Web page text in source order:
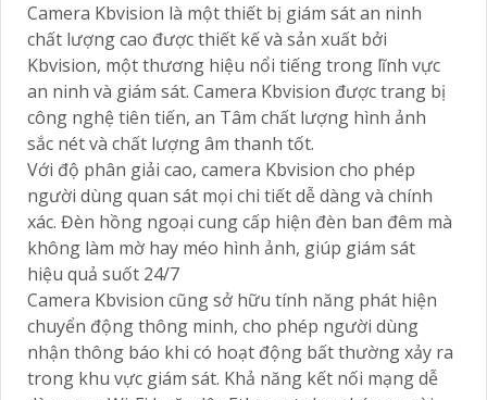
Camera Kbvision là một thiết bị giám sát an ninh
chất lượng cao được thiết kế và sản xuất bởi
Kbvision, một thương hiệu nổi tiếng trong lĩnh vực
an ninh và giám sát. Camera Kbvision được trang bị
công nghệ tiên tiến, an Tâm chất lượng hình ảnh
sắc nét và chất lượng âm thanh tốt.
Với độ phân giải cao, camera Kbvision cho phép
người dùng quan sát mọi chi tiết dễ dàng và chính
xác. Đèn hồng ngoại cung cấp hiện đèn ban đêm mà
không làm mờ hay méo hình ảnh, giúp giám sát
hiệu quả suốt 24/7
Camera Kbvision cũng sở hữu tính năng phát hiện
chuyển động thông minh, cho phép người dùng
nhận thông báo khi có hoạt động bất thường xảy ra
trong khu vực giám sát. Khả năng kết nối mạng dễ